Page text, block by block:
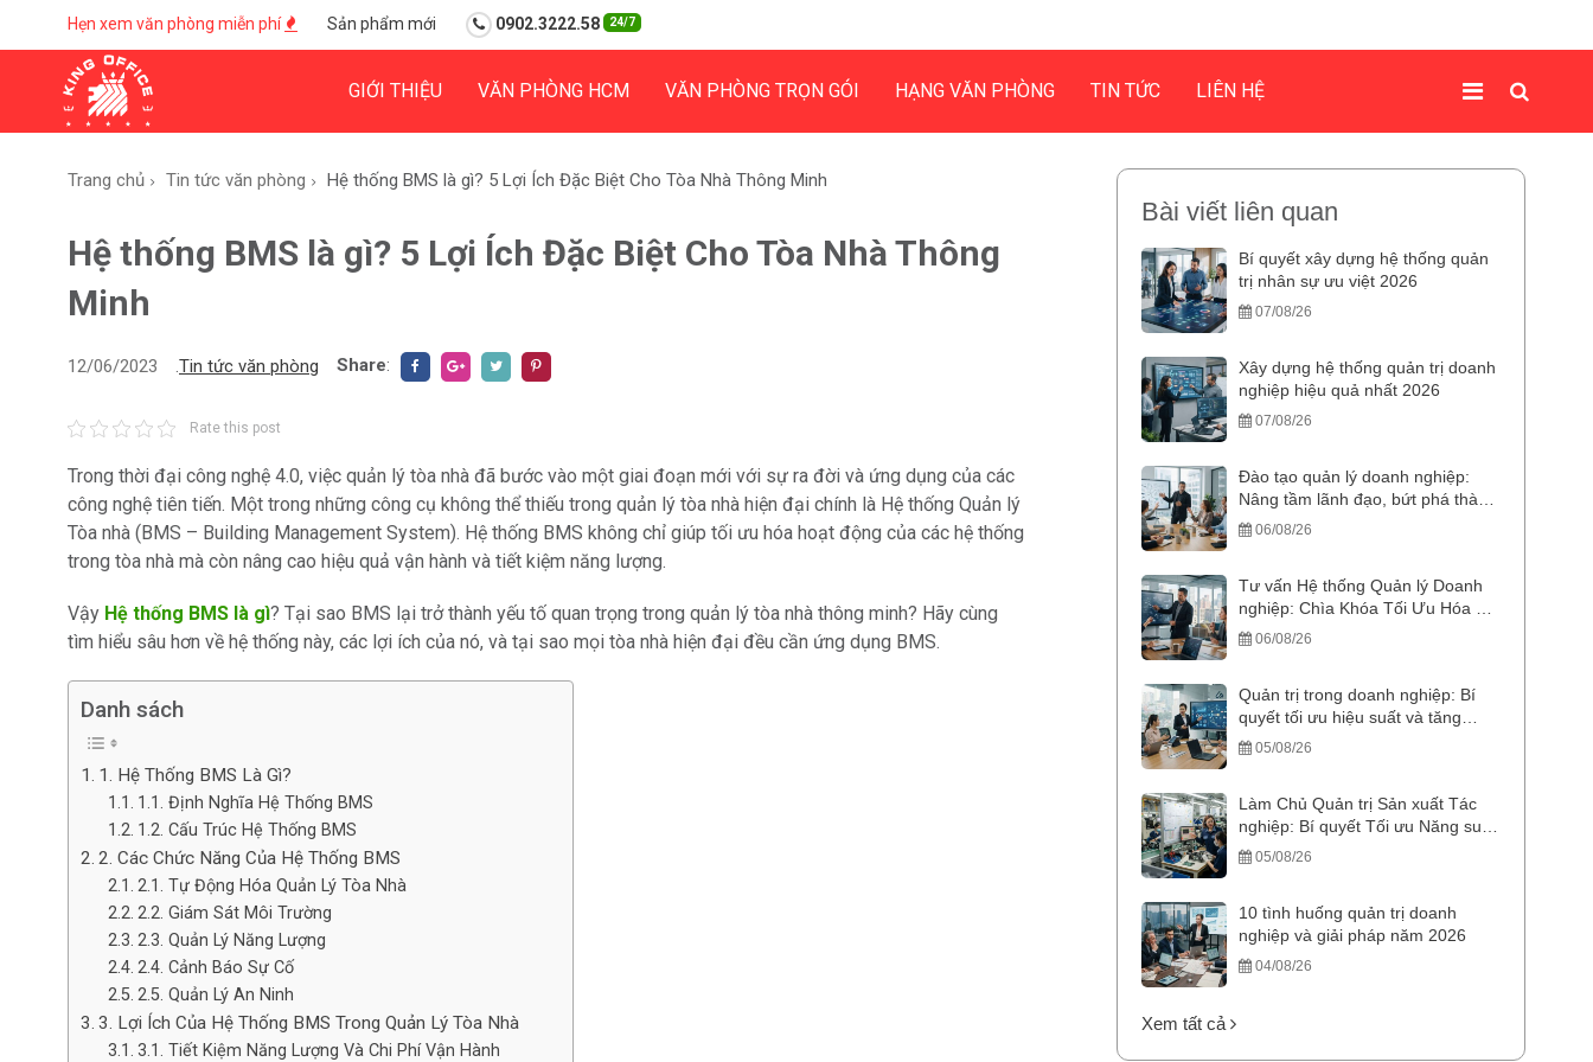
Hẹn xem văn phòng miễn phí Sản phẩm mới 0902.3222.58 24/7
GIỚI THIỆU VĂN PHÒNG HCM VĂN PHÒNG TRỌN GÓI HẠNG VĂN PHÒNG TIN TỨC LIÊN HỆ
Trang chủ Tin tức văn phòng Hệ thống BMS là gì? 5 Lợi Ích Đặc Biệt Cho Tòa Nhà Thông Minh
Hệ thống BMS là gì? 5 Lợi Ích Đặc Biệt Cho Tòa Nhà Thông
Minh
12/06/2023 .Tin tức văn phòng Share:
Rate this post
Trong thời đại công nghệ 4.0, việc quản lý tòa nhà đã bước vào một giai đoạn mới với sự ra đời và ứng dụng của các
công nghệ tiên tiến. Một trong những công cụ không thể thiếu trong quản lý tòa nhà hiện đại chính là Hệ thống Quản lý
Tòa nhà (BMS – Building Management System). Hệ thống BMS không chỉ giúp tối ưu hóa hoạt động của các hệ thống
trong tòa nhà mà còn nâng cao hiệu quả vận hành và tiết kiệm năng lượng.
Vậy Hệ thống BMS là gì? Tại sao BMS lại trở thành yếu tố quan trọng trong quản lý tòa nhà thông minh? Hãy cùng
tìm hiểu sâu hơn về hệ thống này, các lợi ích của nó, và tại sao mọi tòa nhà hiện đại đều cần ứng dụng BMS.
Danh sách
1. Hệ Thống BMS Là Gì?
1.1. Định Nghĩa Hệ Thống BMS
1.2. Cấu Trúc Hệ Thống BMS
2. Các Chức Năng Của Hệ Thống BMS
2.1. Tự Động Hóa Quản Lý Tòa Nhà
2.2. Giám Sát Môi Trường
2.3. Quản Lý Năng Lượng
2.4. Cảnh Báo Sự Cố
2.5. Quản Lý An Ninh
3. Lợi Ích Của Hệ Thống BMS Trong Quản Lý Tòa Nhà
3.1. Tiết Kiệm Năng Lượng Và Chi Phí Vận Hành
Bài viết liên quan
Bí quyết xây dựng hệ thống quản
trị nhân sự ưu việt 2026
07/08/26
Xây dựng hệ thống quản trị doanh
nghiệp hiệu quả nhất 2026
07/08/26
Đào tạo quản lý doanh nghiệp:
Nâng tầm lãnh đạo, bứt phá thành
công06/08/26
Tư vấn Hệ thống Quản lý Doanh
nghiệp: Chìa Khóa Tối Ưu Hóa &
Bứt Phá Doanh Thu
06/08/26
Quản trị trong doanh nghiệp: Bí
quyết tối ưu hiệu suất và tăng
trưởng bền vững
05/08/26
Làm Chủ Quản trị Sản xuất Tác
nghiệp: Bí quyết Tối ưu Năng suất
và Chi phí
05/08/26
10 tình huống quản trị doanh
nghiệp và giải pháp năm 2026
04/08/26
Xem tất cả